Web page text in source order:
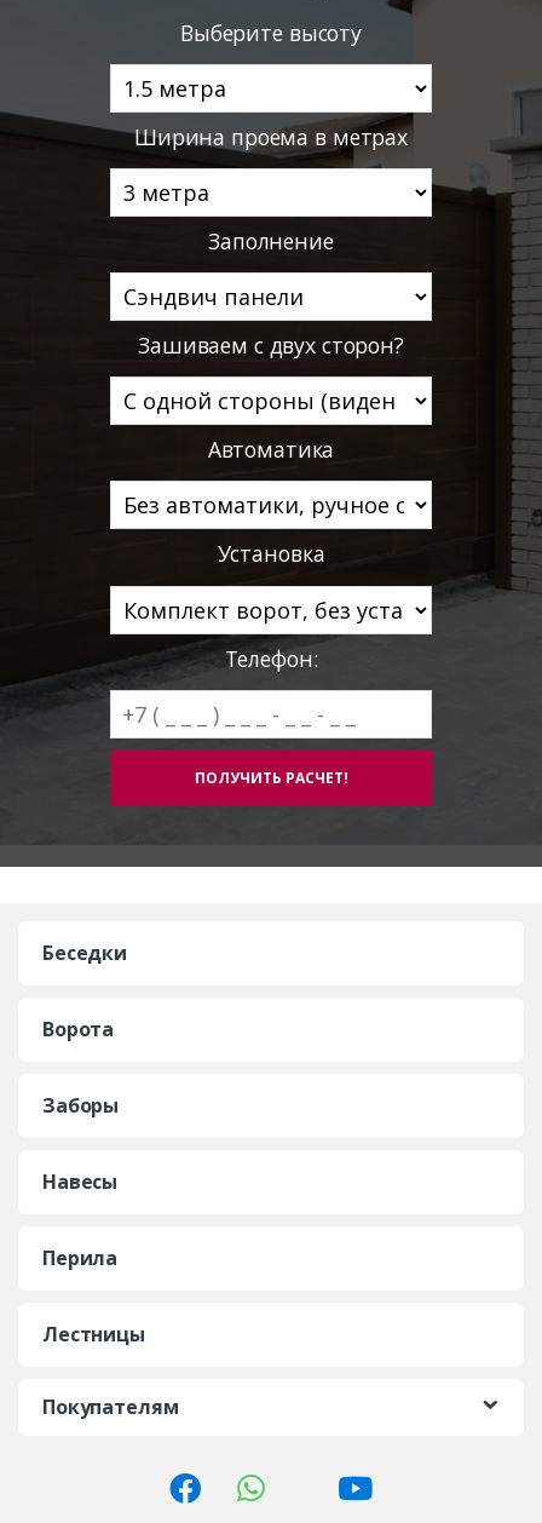
Выберите высоту
Ширина проема в метрах
Заполнение
Зашиваем с двух сторон?
Автоматика
Установка
Телефон:
Беседки
Ворота
Заборы
Навесы
Перила
Лестницы
Покупателям